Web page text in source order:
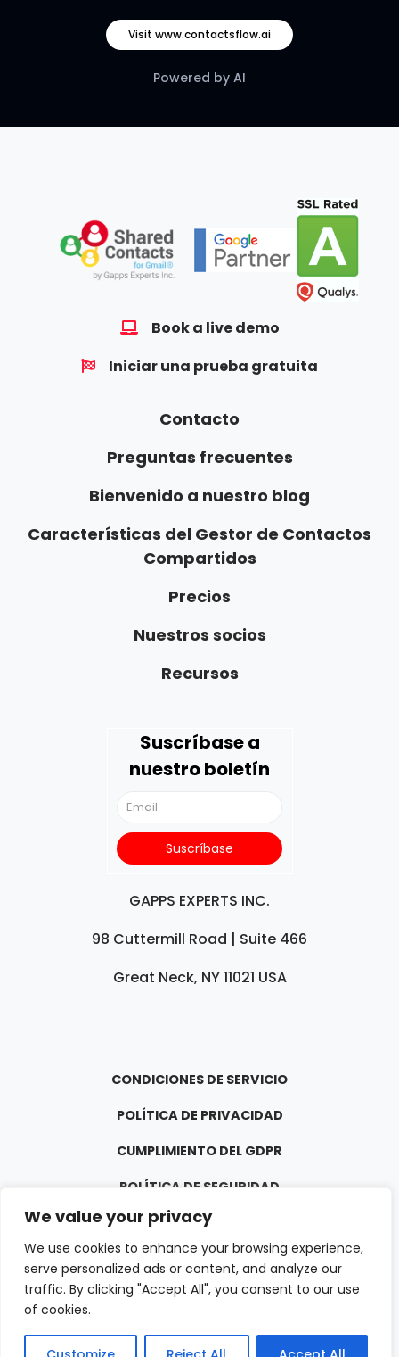
We value your privacy
We use cookies to enhance your browsing experience,
serve personalized ads or content, and analyze our
traffic. By clicking "Accept All", you consent to our use
of cookies.
Visit www.contactsflow.ai
Powered by AI
Book a live demo
Iniciar una prueba gratuita
Contacto
Preguntas frecuentes
Bienvenido a nuestro blog
Características del Gestor de Contactos
Compartidos
Precios
Nuestros socios
Recursos
Suscríbase a
nuestro boletín
GAPPS EXPERTS INC.
98 Cuttermill Road | Suite 466
Great Neck, NY 11021 USA
CONDICIONES DE SERVICIO
POLÍTICA DE PRIVACIDAD
CUMPLIMIENTO DEL GDPR
POLÍTICA DE SEGURIDAD